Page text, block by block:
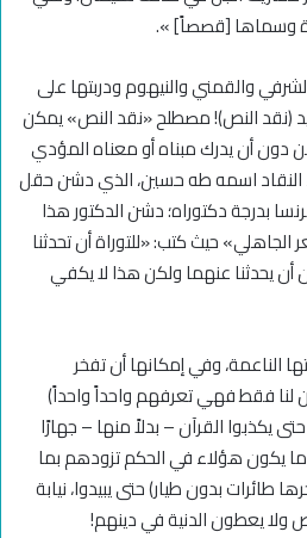
وسماها [قصصاً] ».
والقمني والنيهوم ودربتها على
(نقد النص)! مصطلح «نقد النص» يمكن
أن يدرك مبناه أو معناه المؤدي
النقاد اسمه طه حسين، الذي دشن حقل
بدرجة دكتوراه؛ دشن الدكتور هذا
الجاهلي» حيث كتب: «للتوراة أن تحدثنا
أن يحدثنا عنهما ولكن هذا لا يكفي
الناعمة، وفي إمكانها أن تفخر
لنا فقط فهي تعرفهم واحداً واحداً)
يكذبوا القرآن – بدلاً منها – جهارًا
يكون هؤلاء في الحكم تزودهم بما
بدون طيار) حتى يبيدوا، نيابة
ولا يعطون الدنية في دينهم!